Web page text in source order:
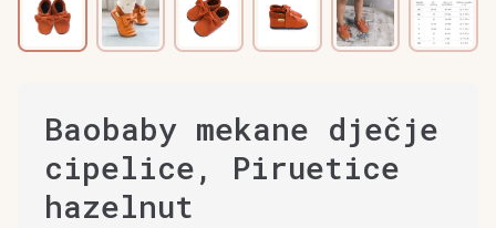
Baobaby mekane dječje
cipelice, Piruetice
hazelnut